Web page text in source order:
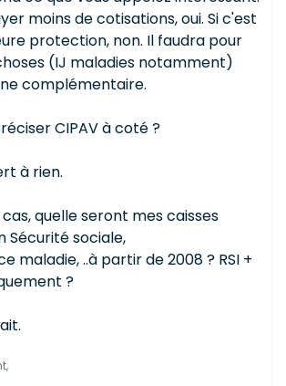
moins de cotisations, oui. Si c'est
protection, non. Il faudra pour
(IJ maladies notamment)
complémentaire.
CIPAV à coté ?
à rien.
cas, quelle seront mes caisses
Sécurité sociale,
maladie, ..à partir de 2008 ? RSI +
?